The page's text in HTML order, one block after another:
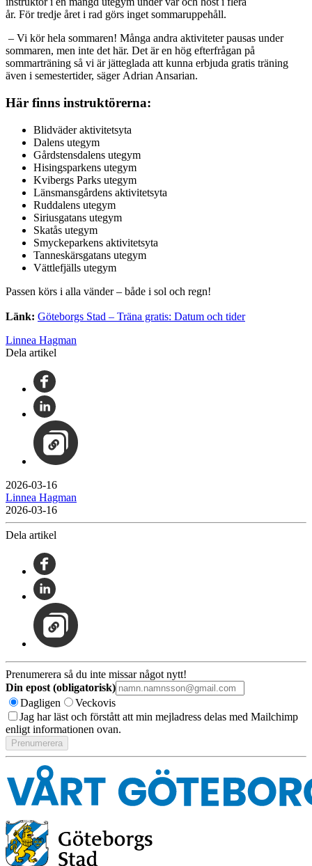
år. För tredje året i rad görs inget sommaruppehåll.
– Vi kör hela sommaren! Många andra aktiviteter pausas under
sommaren, men inte det här. Det är en hög efterfrågan på
sommarträning så vi är jätteglada att kunna erbjuda gratis träning
även i semestertider, säger Adrian Ansarian.
Här finns instruktörerna:
Blidväder aktivitetsyta
Dalens utegym
Gårdstensdalens utegym
Hisingsparkens utegym
Kvibergs Parks utegym
Länsmansgårdens aktivitetsyta
Ruddalens utegym
Siriusgatans utegym
Skatås utegym
Smyckeparkens aktivitetsyta
Tanneskärsgatans utegym
Vättlefjälls utegym
Passen körs i alla vänder – både i sol och regn!
Länk: Göteborgs Stad – Träna gratis: Datum och tider
Linnea Hagman
Dela artikel
2026-03-16
Linnea Hagman
2026-03-16
Dela artikel
Prenumerera så du inte missar något nytt!
Din epost (obligatorisk)
Dagligen
Veckovis
Jag har läst och förstått att min mejladress delas med Mailchimp
enligt informationen ovan.